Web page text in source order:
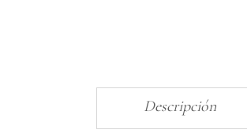
Descripción